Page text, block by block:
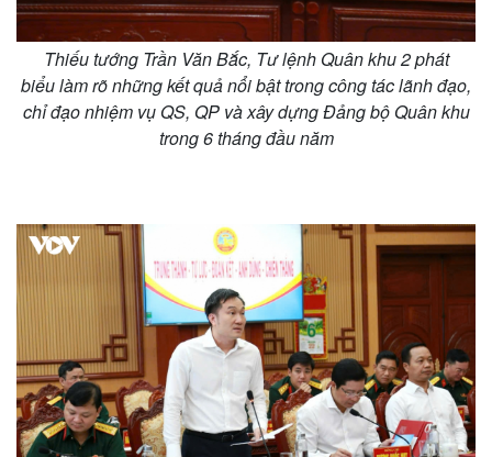
Thiếu tướng Trần Văn Bắc, Tư lệnh Quân khu 2 phát
biểu làm rõ những kết quả nổi bật trong công tác lãnh đạo,
chỉ đạo nhiệm vụ QS, QP và xây dựng Đảng bộ Quân khu
trong 6 tháng đầu năm